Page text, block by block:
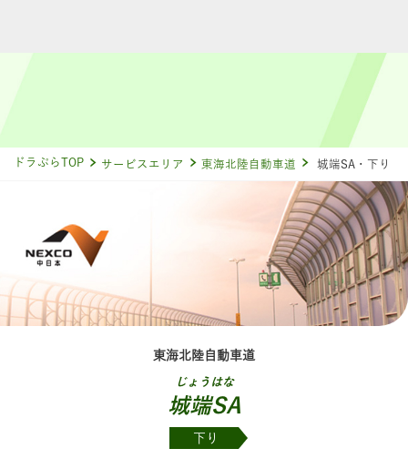
ドラぷらTOP サービスエリア 東海北陸自動車道 城端SA・下り
東海北陸自動車道
じょうはな
城端SA
下り